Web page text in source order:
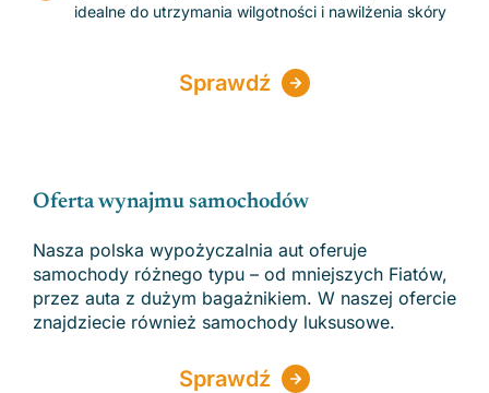
idealne do utrzymania wilgotności i nawilżenia skóry
Sprawdź
Oferta wynajmu samochodów
Nasza polska wypożyczalnia aut oferuje
samochody różnego typu – od mniejszych Fiatów,
przez auta z dużym bagażnikiem. W naszej ofercie
znajdziecie również samochody luksusowe.
Sprawdź